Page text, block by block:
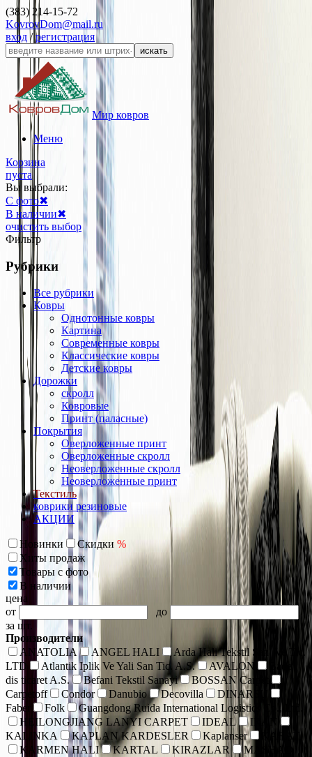
(383) 214-15-72
KovrovDom@mail.ru
вход/регистрация
искать
Мир ковров
Меню
Корзина
пуста
Вы выбрали:
С фото✖
В наличии✖
очистить выбор
Фильтр
Рубрики
Все рубрики
Ковры
Однотонные ковры
Картина
Современные ковры
Классические ковры
Детские ковры
Дорожки
скролл
Ковровые
Принт (паласные)
Покрытия
Оверложенные принт
Оверложенные скролл
Неоверложенные скролл
Неоверложенные принт
Текстиль
коврики резиновые
АКЦИИ
Новинки Скидки %
Хиты продаж
Товары с фото
В наличии
цена
от
до
за шт.
Производители
ANATOLIA
ANGEL HALI
Arda Hali Tekstil San. Ve Tic.
LTD
Atlantik Iplik Ve Yali San Tic. A.S. AVALON
Bade
dis ticaret A.S.
Befani Tekstil Sanayi
BOSSAN Carpet
Carpetoff
Condor Danubio Decovilla
DINARSU
Faber
Folk
Guangdong Ruida International Logistics Co., Ltd.
HEILONGJIANG LANYI CARPET
IDEAL
IRAN
KALINKA
KAPLAN KARDESLER Kaplanser
KARAT
KARMEN HALI
KARTAL KIRAZLAR
MASHAD